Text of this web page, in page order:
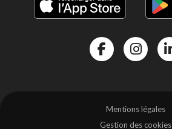
Mentions légales
Gestion des cookies